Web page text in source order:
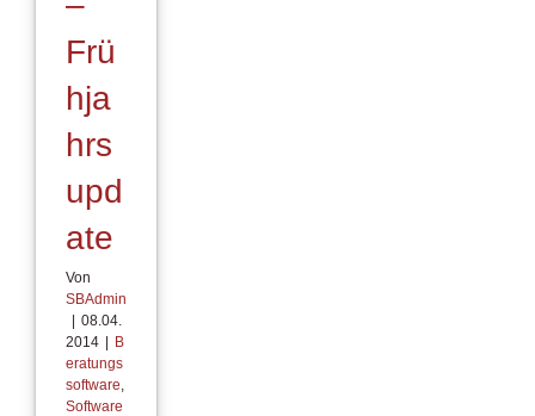
Frü
hja
hrs
upd
ate
Von
SBAdmin
08.04.
2014
B
eratungs
software,
Software